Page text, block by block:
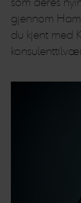
gjennom
du kjent med